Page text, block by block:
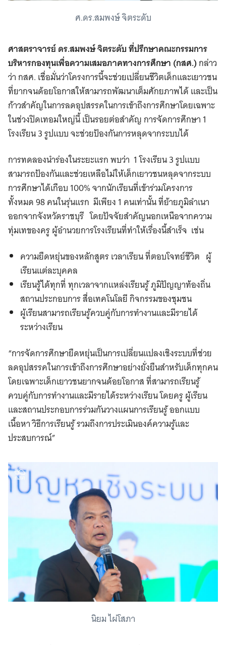
ศ.ดร.สมพงษ์ จิตระดับ
ศาสตราจารย์ ดร.สมพงษ์ จิตระดับ ที่ปรึกษาคณะกรรมการ
บริหารกองทุนเพื่อความเสมอภาคทางการศึกษา (กสศ.)กล่าว
ว่า กสศ. เชื่อมั่นว่าโครงการนี้จะช่วยเปลี่ยนชีวิตเด็กและเยาวชน
ที่ยากจนด้อยโอกาสให้สามารถพัฒนาเต็มศักยภาพได้ และเป็น
ก้าวสำคัญในการลดอุปสรรคในการเข้าถึงการศึกษาโดยเฉพาะ
ในช่วงปิดเทอมใหญ่นี้ เป็นรอยต่อสำคัญ การจัดการศึกษา 1
โรงเรียน 3 รูปแบบ จะช่วยป้องกันการหลุดจากระบบได้
การทดลองนำร่องในระยะแรก พบว่า 1 โรงเรียน 3 รูปแบบ
สามารถป้องกันและช่วยเหลือไม่ให้เด็กเยาวชนหลุดจากระบบ
การศึกษาได้เกือบ 100% จากนักเรียนที่เข้าร่วมโครงการ
ทั้งหมด 98 คนในรุ่นแรก มีเพียง 1 คนเท่านั้น ที่ย้ายภูมิลำเนา
ออกจากจังหวัดราชบุรี โดยปัจจัยสำคัญนอกเหนือจากความ
ทุ่มเทของครู ผู้อำนวยการโรงเรียนที่ทำให้เรื่องนี้สำเร็จ เช่น
ความยืดหยุ่นของหลักสูตร เวลาเรียน ที่ตอบโจทย์ชีวิต ผู้
เรียนแต่ละบุคคล
เรียนรู้ได้ทุกที่ ทุกเวลาจากแหล่งเรียนรู้ ภูมิปัญญาท้องถิ่น
สถานประกอบการ สื่อเทคโนโลยี กิจกรรมของชุมชน
ผู้เรียนสามารถเรียนรู้ควบคู่กับการทำงานและมีรายได้
ระหว่างเรียน
“การจัดการศึกษายืดหยุ่นเป็นการเปลี่ยนแปลงเชิงระบบที่ช่วย
ลดอุปสรรคในการเข้าถึงการศึกษาอย่างยั่งยืนสำหรับเด็กทุกคน
โดยเฉพาะเด็กเยาวชนยากจนด้อยโอกาส ที่สามารถเรียนรู้
ควบคู่กับการทำงานและมีรายได้ระหว่างเรียน โดยครู ผู้เรียน
และสถานประกอบการร่วมกันวางแผนการเรียนรู้ ออกแบบ
เนื้อหา วิธีการเรียนรู้ รวมถึงการประเมินองค์ความรู้และ
ประสบการณ์”
นิยม ไผ่โสภา